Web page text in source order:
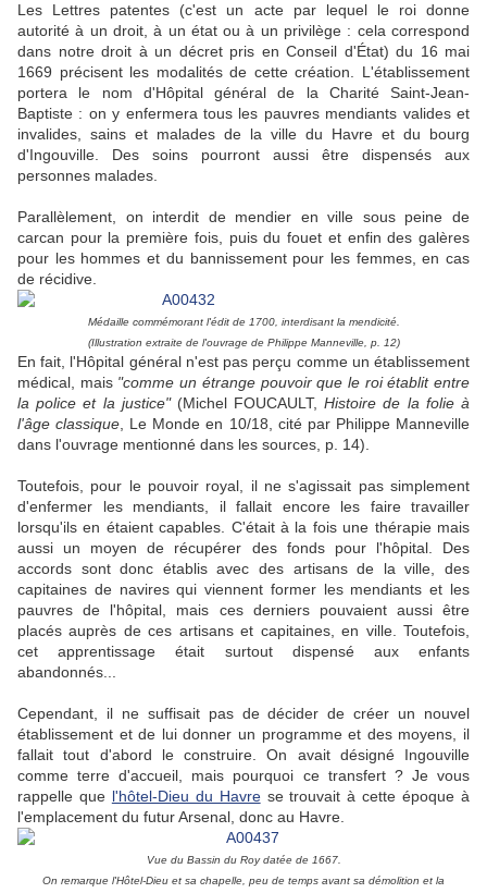
Les Lettres patentes (c'est un acte par lequel le roi donne
autorité à un droit, à un état ou à un privilège : cela correspond
dans notre droit à un décret pris en Conseil d'État) du 16 mai
1669 précisent les modalités de cette création. L'établissement
portera le nom d'Hôpital général de la Charité Saint-Jean-
Baptiste : on y enfermera tous les pauvres mendiants valides et
invalides, sains et malades de la ville du Havre et du bourg
d'Ingouville. Des soins pourront aussi être dispensés aux
personnes malades.
Parallèlement, on interdit de mendier en ville sous peine de
carcan pour la première fois, puis du fouet et enfin des galères
pour les hommes et du bannissement pour les femmes, en cas
de récidive.
Médaille commémorant l'édit de 1700, interdisant la mendicité.
(Illustration extraite de l'ouvrage de Philippe Manneville, p. 12)
En fait, l'Hôpital général n'est pas perçu comme un établissement
médical, mais "comme un étrange pouvoir que le roi établit entre
la police et la justice" (Michel FOUCAULT,Histoire de la folie à
l'âge classique , Le Monde en 10/18, cité par Philippe Manneville
dans l'ouvrage mentionné dans les sources, p. 14).
Toutefois, pour le pouvoir royal, il ne s'agissait pas simplement
d'enfermer les mendiants, il fallait encore les faire travailler
lorsqu'ils en étaient capables. C'était à la fois une thérapie mais
aussi un moyen de récupérer des fonds pour l'hôpital. Des
accords sont donc établis avec des artisans de la ville, des
capitaines de navires qui viennent former les mendiants et les
pauvres de l'hôpital, mais ces derniers pouvaient aussi être
placés auprès de ces artisans et capitaines, en ville. Toutefois,
cet apprentissage était surtout dispensé aux enfants
abandonnés...
Cependant, il ne suffisait pas de décider de créer un nouvel
établissement et de lui donner un programme et des moyens, il
fallait tout d'abord le construire. On avait désigné Ingouville
comme terre d'accueil, mais pourquoi ce transfert ? Je vous
rappelle que l'hôtel-Dieu du Havrese trouvait à cette époque à
l'emplacement du futur Arsenal, donc au Havre.
Vue du Bassin du Roy datée de 1667.
On remarque l'Hôtel-Dieu et sa chapelle, peu de temps avant sa démolition et la